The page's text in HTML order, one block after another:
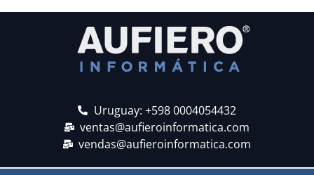
Uruguay: +598 0004054432
ventas@aufieroinformatica.com
vendas@aufieroinformatica.com